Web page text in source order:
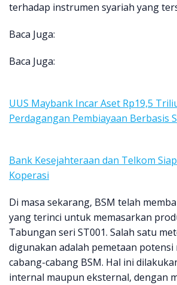
terhadap instrumen syariah yang
Baca Juga:
Baca Juga:
UUS Maybank Incar Aset Rp19,5
Perdagangan Pembiayaan Berbasis
Bank Kesejahteraan dan Telkom
Koperasi
Di masa sekarang, BSM telah
yang terinci untuk memasarkan
Tabungan seri ST001. Salah satu
digunakan adalah pemetaan potensi
cabang-cabang BSM. Hal ini
internal maupun eksternal, dengan